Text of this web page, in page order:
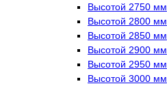
Высотой 2750 мм
Высотой 2800 мм
Высотой 2850 мм
Высотой 2900 мм
Высотой 2950 мм
Высотой 3000 мм